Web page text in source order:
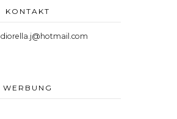
KONTAKT
diorella.j@hotmail.com
WERBUNG